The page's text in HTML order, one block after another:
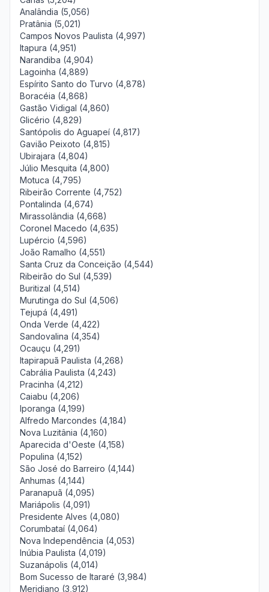
Analândia (5,056)
Pratânia (5,021)
Campos Novos Paulista (4,997)
Itapura (4,951)
Narandiba (4,904)
Lagoinha (4,889)
Espírito Santo do Turvo (4,878)
Boracéia (4,868)
Gastão Vidigal (4,860)
Glicério (4,829)
Santópolis do Aguapeí (4,817)
Gavião Peixoto (4,815)
Ubirajara (4,804)
Júlio Mesquita (4,800)
Motuca (4,795)
Ribeirão Corrente (4,752)
Pontalinda (4,674)
Mirassolândia (4,668)
Coronel Macedo (4,635)
Lupércio (4,596)
João Ramalho (4,551)
Santa Cruz da Conceição (4,544)
Ribeirão do Sul (4,539)
Buritizal (4,514)
Murutinga do Sul (4,506)
Tejupá (4,491)
Onda Verde (4,422)
Sandovalina (4,354)
Ocauçu (4,291)
Itapirapuã Paulista (4,268)
Cabrália Paulista (4,243)
Pracinha (4,212)
Caiabu (4,206)
Iporanga (4,199)
Alfredo Marcondes (4,184)
Nova Luzitânia (4,160)
Aparecida d'Oeste (4,158)
Populina (4,152)
São José do Barreiro (4,144)
Anhumas (4,144)
Paranapuã (4,095)
Mariápolis (4,091)
Presidente Alves (4,080)
Corumbataí (4,064)
Nova Independência (4,053)
Inúbia Paulista (4,019)
Suzanápolis (4,014)
Bom Sucesso de Itararé (3,984)
Meridiano (3,912)